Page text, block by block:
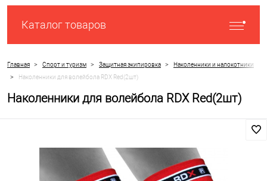
Каталог товаров
Главная > Спорт и туризм > Защитная экипировка > Наколенники и налокотники
> Наколенники для волейбола RDX Red(2шт)
Наколенники для волейбола RDX Red(2шт)